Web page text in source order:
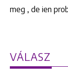
meg , de ien
VÁLASZ